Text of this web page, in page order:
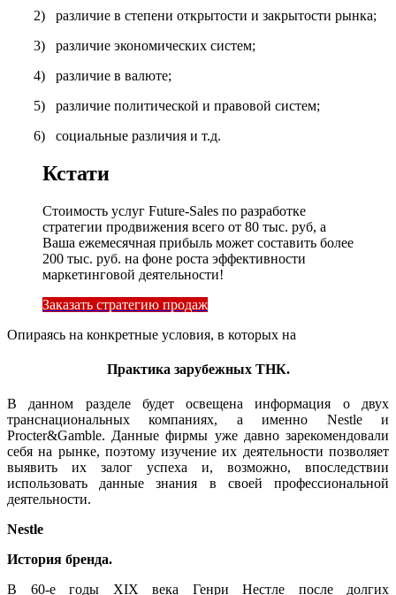
2) различие в степени открытости и закрытости рынка;
3) различие экономических систем;
4) различие в валюте;
5) различие политической и правовой систем;
6) социальные различия и т.д.
Кстати
Стоимость услуг Future-Sales по разработке
стратегии продвижения всего от 80 тыс. руб, а
Ваша ежемесячная прибыль может составить более
200 тыс. руб. на фоне роста эффективности
маркетинговой деятельности!
Заказать стратегию продаж
Опираясь на конкретные условия, в которых на
Практика зарубежных ТНК.
В данном разделе будет освещена информация о двух
транснациональных компаниях, а именно Nestle и
Procter&Gamble. Данные фирмы уже давно зарекомендовали
себя на рынке, поэтому изучение их деятельности позволяет
выявить их залог успеха и, возможно, впоследствии
использовать данные знания в своей профессиональной
деятельности.
Nestle
История бренда.
В 60-е годы XIX века Генри Нестле после долгих